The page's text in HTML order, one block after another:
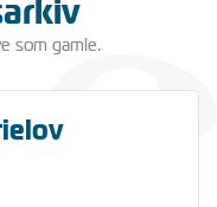
som gamle.